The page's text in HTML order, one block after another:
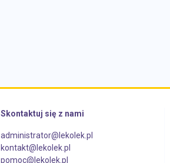
Skontaktuj się z nami
administrator@lekolek.pl
kontakt@lekolek.pl
pomoc@lekolek.pl